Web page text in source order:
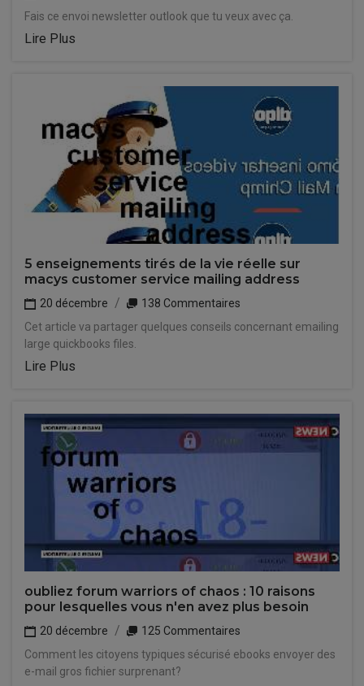
Fais ce envoi newsletter outlook que tu veux avec ça.
Lire Plus
5 enseignements tirés de la vie réelle sur
macys customer service mailing address
20 décembre
138 Commentaires
Cet article va partager quelques conseils concernant emailing
large quickbooks files.
Lire Plus
oubliez forum warriors of chaos : 10 raisons
pour lesquelles vous n'en avez plus besoin
20 décembre
125 Commentaires
Comment les citoyens typiques sécurisé ebooks envoyer des
e-mail gros fichier surprenant?